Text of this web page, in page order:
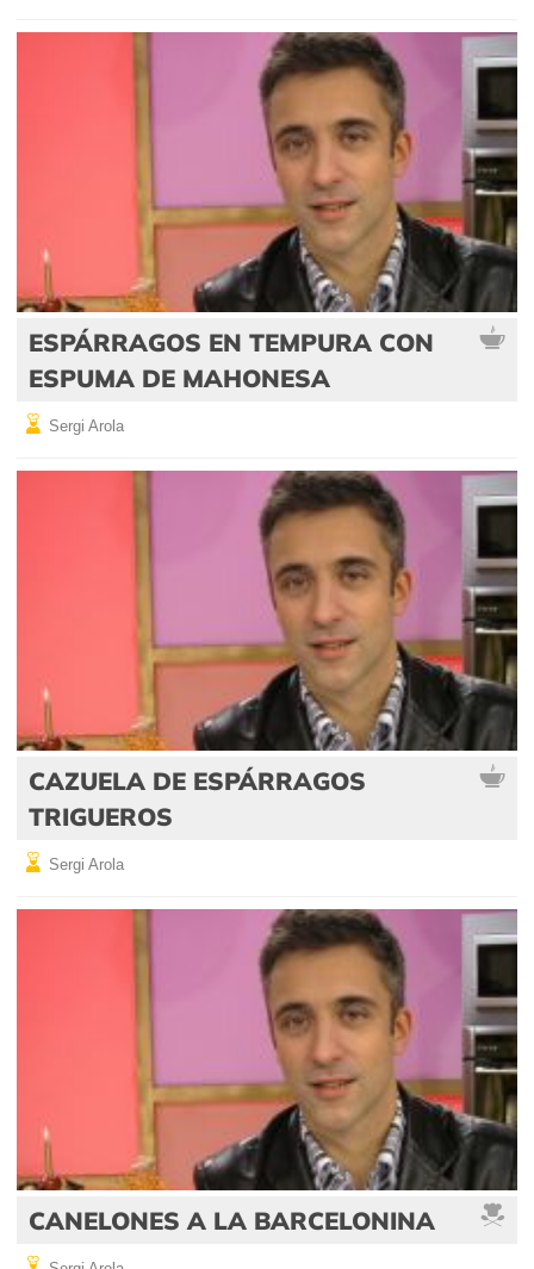
ESPÁRRAGOS EN TEMPURA CON
ESPUMA DE MAHONESA
Sergi Arola
CAZUELA DE ESPÁRRAGOS
TRIGUEROS
Sergi Arola
CANELONES A LA BARCELONINA